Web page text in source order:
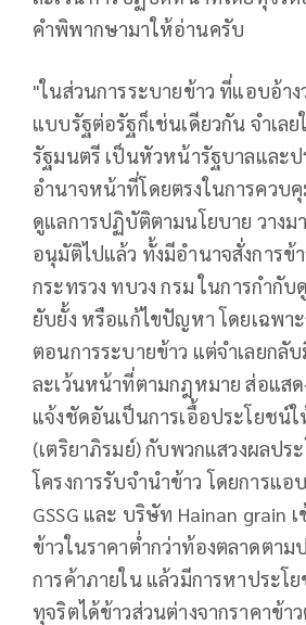
คำพิพากษามาให้อ่านครับ
"ในส่วนการระบายข้าว ที่แอบอ้าง
แบบรัฐต่อรัฐก็เช่นเดียวกัน จำเล
รัฐมนตรี เป็นหัวหน้ารัฐบาลและ
อำนาจหน้าที่โดยตรงในการควบ
ดูแลการปฏิบัติตามนโยบาย วางม
อนุมัติไปแล้ว ทั้งมีอำนาจสั่งการข้
กระทรวง ทบวง กรม ในการกำกับ
ยับยั้ง หรือแก้ไขปัญหา โดยเฉพา
ตอนการระบายข้าว แต่จำเลยกลั
ละเว้นหน้าที่ตามกฎหมาย ส่อแสด
แจ้งชัดอันเป็นการเอื้อประโยชน์
(เตริยาภิรมย์) กับพวกแสวงผลปร
โครงการรับจำนำข้าว โดยการแ
GSSG และ บริษัท Hainan grain
ข้าวในราคาต่ำกว่าท้องตลาดตาม
การค้าภายใน แล้วมีการหาประ
ทุจริตได้ข้าวส่วนต่างจากราคาข้